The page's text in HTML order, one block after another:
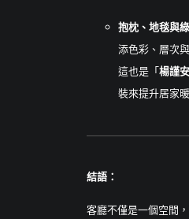
抱枕、地毯與
添色彩、層次
這也是「楊謹安
裝來提升居家
結語：
客廳不僅是一個空間